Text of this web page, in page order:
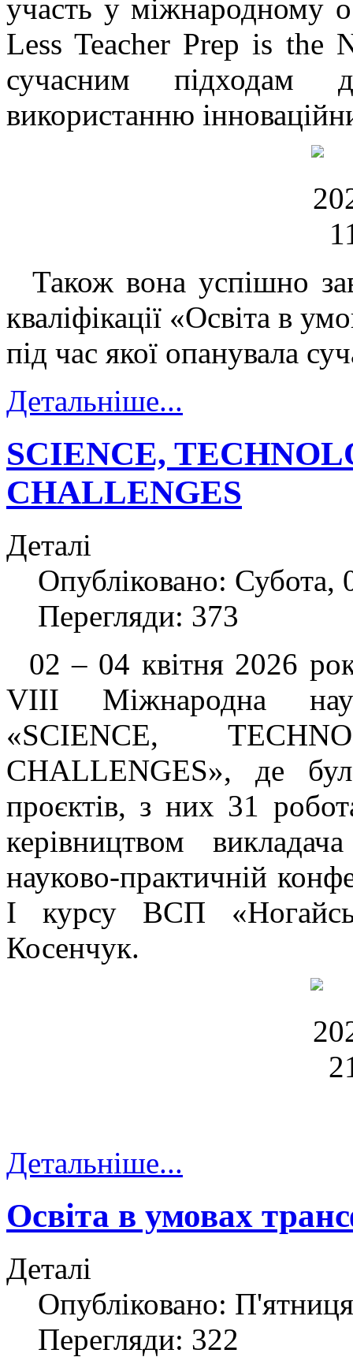
участь у міжнародному
Less Teacher Prep is the
сучасним підходам
використанню
Також вона успішно
кваліфікації «Освіта в
під час якої опанувала
Детальніше...
SCIENCE,
CHALLENGES
Деталі
Опубліковано: Субота,
Перегляди: 373
02 – 04 квітня 2026
VIII Міжнародна
«SCIENCE,
CHALLENGES», де
проєктів, з них 31
керівництвом
науково-практичній
І курсу ВСП
Косенчук.
Детальніше...
Освіта в умовах
Деталі
Опубліковано:
Перегляди: 322